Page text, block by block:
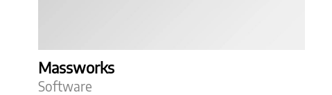
Massworks
Software